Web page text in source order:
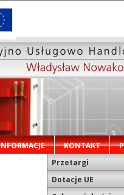
KONTAKT
Przetargi
Dotacje UE